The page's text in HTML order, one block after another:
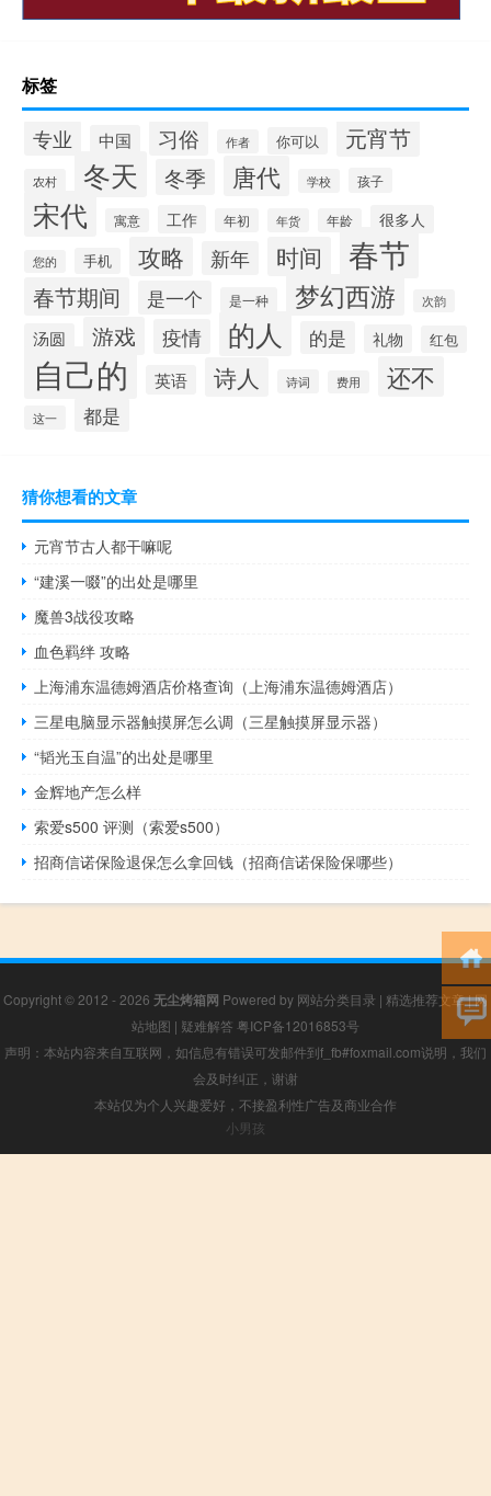
标签
专业 中国 习俗 作者 你可以 元宵节
农村 冬天 冬季 唐代 学校 孩子
宋代 寓意 工作 年初 年货 年龄 很多人
您的 手机 攻略 新年 时间 春节
春节期间 是一个 是一种 梦幻西游 次韵
汤圆 游戏 疫情 的人 的是 礼物 红包
自己的 英语 诗人 诗词 费用 还不
这一 都是
猜你想看的文章
元宵节古人都干嘛呢
“建溪一啜”的出处是哪里
魔兽3战役攻略
血色羁绊 攻略
上海浦东温德姆酒店价格查询（上海浦东温德姆酒店）
三星电脑显示器触摸屏怎么调（三星触摸屏显示器）
“韬光玉自温”的出处是哪里
金辉地产怎么样
索爱s500 评测（索爱s500）
招商信诺保险退保怎么拿回钱（招商信诺保险保哪些）
Copyright © 2012 - 2026 无尘烤箱网 Powered by 网站分类目录 | 精选推荐文章|网
站地图 | 疑难解答 粤ICP备12016853号
声明：本站内容来自互联网，如信息有错误可发邮件到f_fb#foxmail.com说明，我们
会及时纠正，谢谢
本站仅为个人兴趣爱好，不接盈利性广告及商业合作
小男孩